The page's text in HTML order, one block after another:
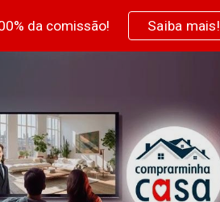
Skip to navigation
da comissão! Saiba mais!